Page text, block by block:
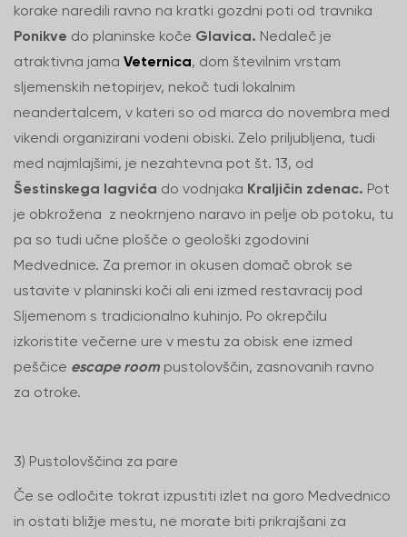
korake naredili ravno na kratki gozdni poti od travnika
Ponikve do planinske koče Glavica. Nedaleč je
atraktivna jama Veternica, dom številnim vrstam
sljemenskih netopirjev, nekoč tudi lokalnim
neandertalcem, v kateri so od marca do novembra med
vikendi organizirani vodeni obiski. Zelo priljubljena, tudi
med najmlajšimi, je nezahtevna pot št. 13, od
Šestinskega lagvića do vodnjaka Kraljičin zdenac. Pot
je obkrožena z neokrnjeno naravo in pelje ob potoku, tu
pa so tudi učne plošče o geološki zgodovini
Medvednice. Za premor in okusen domač obrok se
ustavite v planinski koči ali eni izmed restavracij pod
Sljemenom s tradicionalno kuhinjo. Po okrepčilu
izkoristite večerne ure v mestu za obisk ene izmed
peščice escape room pustolovščin, zasnovanih ravno
za otroke.
3) Pustolovščina za pare
Če se odločite tokrat izpustiti izlet na goro Medvednico
in ostati bližje mestu, ne morate biti prikrajšani za